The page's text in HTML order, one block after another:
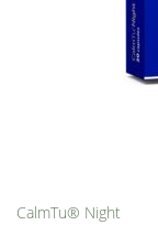
CalmTu® Night